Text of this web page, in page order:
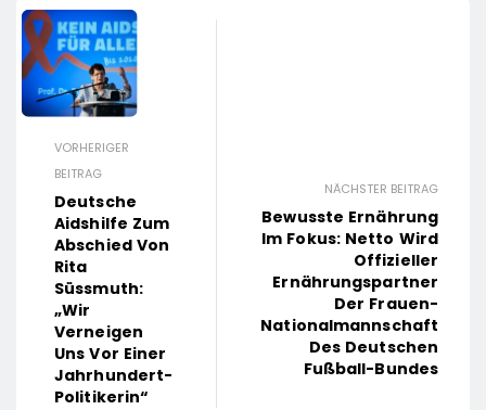
VORHERIGER
BEITRAG
Deutsche
Aidshilfe Zum
Abschied Von
Rita
Süssmuth:
„Wir
Verneigen
Uns Vor Einer
Jahrhundert-
Politikerin“
NÄCHSTER BEITRAG
Bewusste Ernährung
Im Fokus: Netto Wird
Offizieller
Ernährungspartner
Der Frauen-
Nationalmannschaft
Des Deutschen
Fußball-Bundes